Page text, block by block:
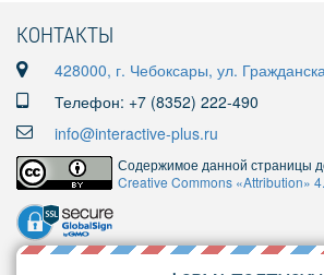
КОНТАКТЫ
428000, г. Чебоксары, ул.
Телефон: +7 (8352) 222-490
info@interactive-plus.ru
Содержимое данной страницы
Creative Commons «Attribution»